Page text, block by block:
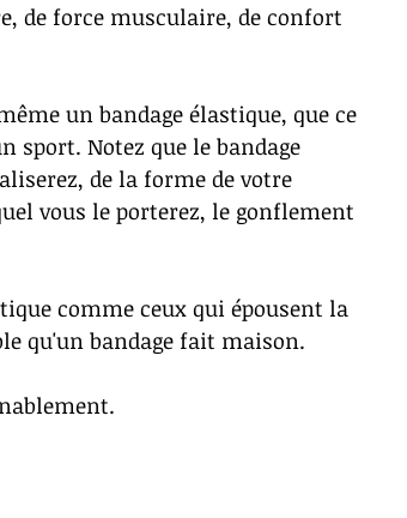
de force musculaire, de confort
un bandage élastique, que ce
sport. Notez que le bandage
de la forme de votre
vous le porterez, le gonflement
comme ceux qui épousent la
qu'un bandage fait maison.